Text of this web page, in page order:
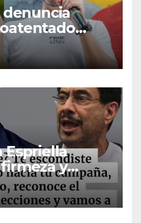
denuncia
decisión de
Espriella
y
de
controversia